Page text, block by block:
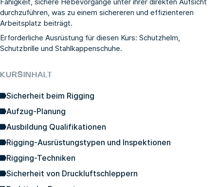
durchzuführen, was zu einem sichereren und effizienteren
Arbeitsplatz beiträgt.
Erforderliche Ausrüstung für diesen Kurs: Schutzhelm,
Schutzbrille und Stahlkappenschuhe.
KURSINHALT
Sicherheit beim Rigging
Aufzug-Planung
Ausbildung Qualifikationen
Rigging-Ausrüstungstypen und Inspektionen
Rigging-Techniken
Sicherheit von Druckluftschleppern